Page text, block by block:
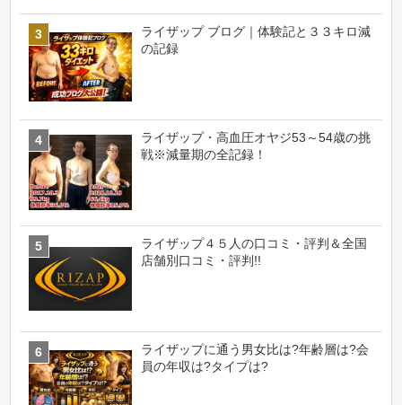
ライザップ ブログ｜体験記と３３キロ減
の記録
ライザップ・高血圧オヤジ53～54歳の挑
戦※減量期の全記録！
ライザップ４５人の口コミ・評判＆全国
店舗別口コミ・評判!!
ライザップに通う男女比は?年齢層は?会
員の年収は?タイプは?